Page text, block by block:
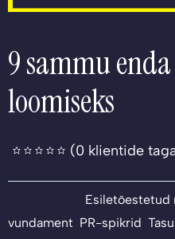
9 sammu
loomiseks
(0 klientide
Esiletõestetud
vundament PR-spikrid